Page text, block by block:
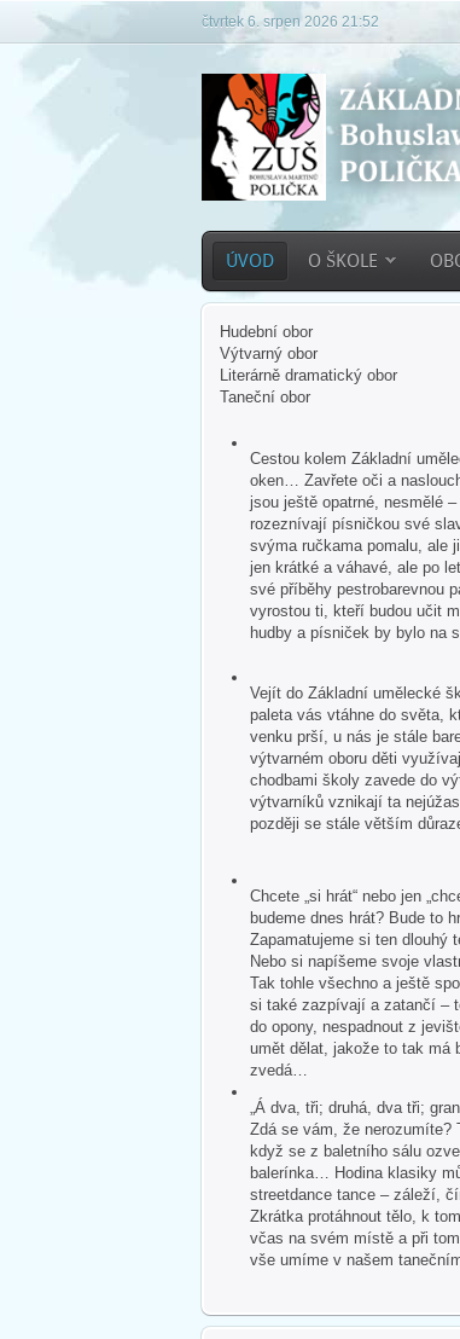
čtvrtek 6. srpen 2026 21:52
ÚVOD O ŠKOLE
Hudební obor
Výtvarný obor
Literárně dramatický obor
Taneční obor
Cestou kolem Základní
oken… Zavřete oči a
jsou ještě opatrné, nesmělé
rozeznívají písničkou své
svýma ručkama pomalu, ale
jen krátké a váhavé, ale po
své příběhy pestrobarevnou
vyrostou ti, kteří budou učit
hudby a písniček by bylo na
Vejít do Základní umělecké
paleta vás vtáhne do světa,
venku prší, u nás je stále
výtvarném oboru děti
chodbami školy zavede do
výtvarníků vznikají ta
později se stále větším
Chcete „si hrát“ nebo jen
budeme dnes hrát? Bude to
Zapamatujeme si ten dlouhý
Nebo si napíšeme svoje
Tak tohle všechno a ještě
si také zazpívají a zatančí –
do opony, nespadnout z
umět dělat, jakože to tak má
zvedá…
„Á dva, tři; druhá, dva tři;
Zdá se vám, že nerozumíte?
když se z baletního sálu
balerínka… Hodina klasiky
streetdance tance – záleží,
Zkrátka protáhnout tělo, k
včas na svém místě a při
vše umíme v našem